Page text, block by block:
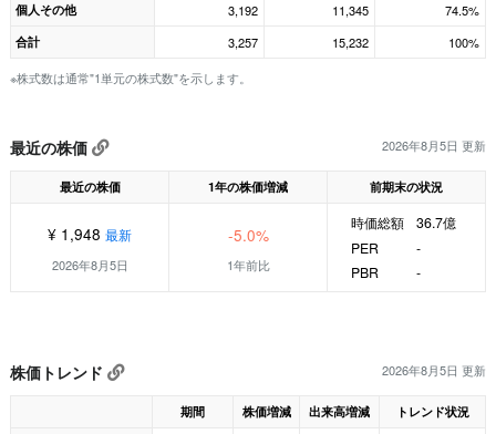
個人その他 3,192 11,345 74.5%
合計 3,257 15,232
100%
※株式数は通常"1単元の株式数"を示します。
最近の株価 2026年8月5日 更新
最近の株価 1年の株価増減 前期末の状況
¥ 1,948 最新
2026年8月5日
-5.0%
1年前比
時価総額
36.7億
PER
-
PBR
-
株価トレンド 2026年8月5日 更新
期間 株価増減 出来高増減
トレンド状況